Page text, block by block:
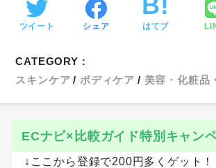
ツイート シェア はてブ
CATEGORY :
スキンケア
ボディケア 美容・化粧品
ECナビ×比較ガイド特別キャン
↓ここから登録で200円多くゲット！